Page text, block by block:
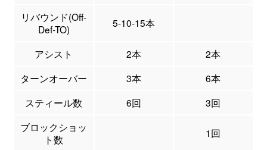
リバウンド(Off-
Def-TO)
5-10-15本
アシスト 2本
2本
ターンオーバー
3本
6本
スティール数
6回
3回
ブロックショッ
ト数
1回